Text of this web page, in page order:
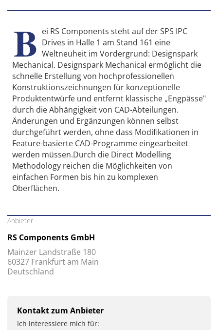
B ei RS Components steht auf der SPS IPC
Drives in Halle 1 am Stand 161 eine
Weltneuheit im Vordergrund: Designspark
Mechanical. Designspark Mechanical ermöglicht die
schnelle Erstellung von hochprofessionellen
Konstruktionszeichnungen für konzeptionelle
Produktentwürfe und entfernt klassische „Engpässe"
durch die Abhängigkeit von CAD-Abteilungen.
Änderungen und Ergänzungen können selbst
durchgeführt werden, ohne dass Modifikationen in
Feature-basierte CAD-Programme eingearbeitet
werden müssen.Durch die Direct Modelling
Methodology reichen die Möglichkeiten von
einfachen Formen bis hin zu komplexen
Oberflächen.
Anbieter
RS Components GmbH
Mainzer Landstraße 180
60327 Frankfurt am Main
Deutschland
Kontakt zum Anbieter
Ich interessiere mich für: